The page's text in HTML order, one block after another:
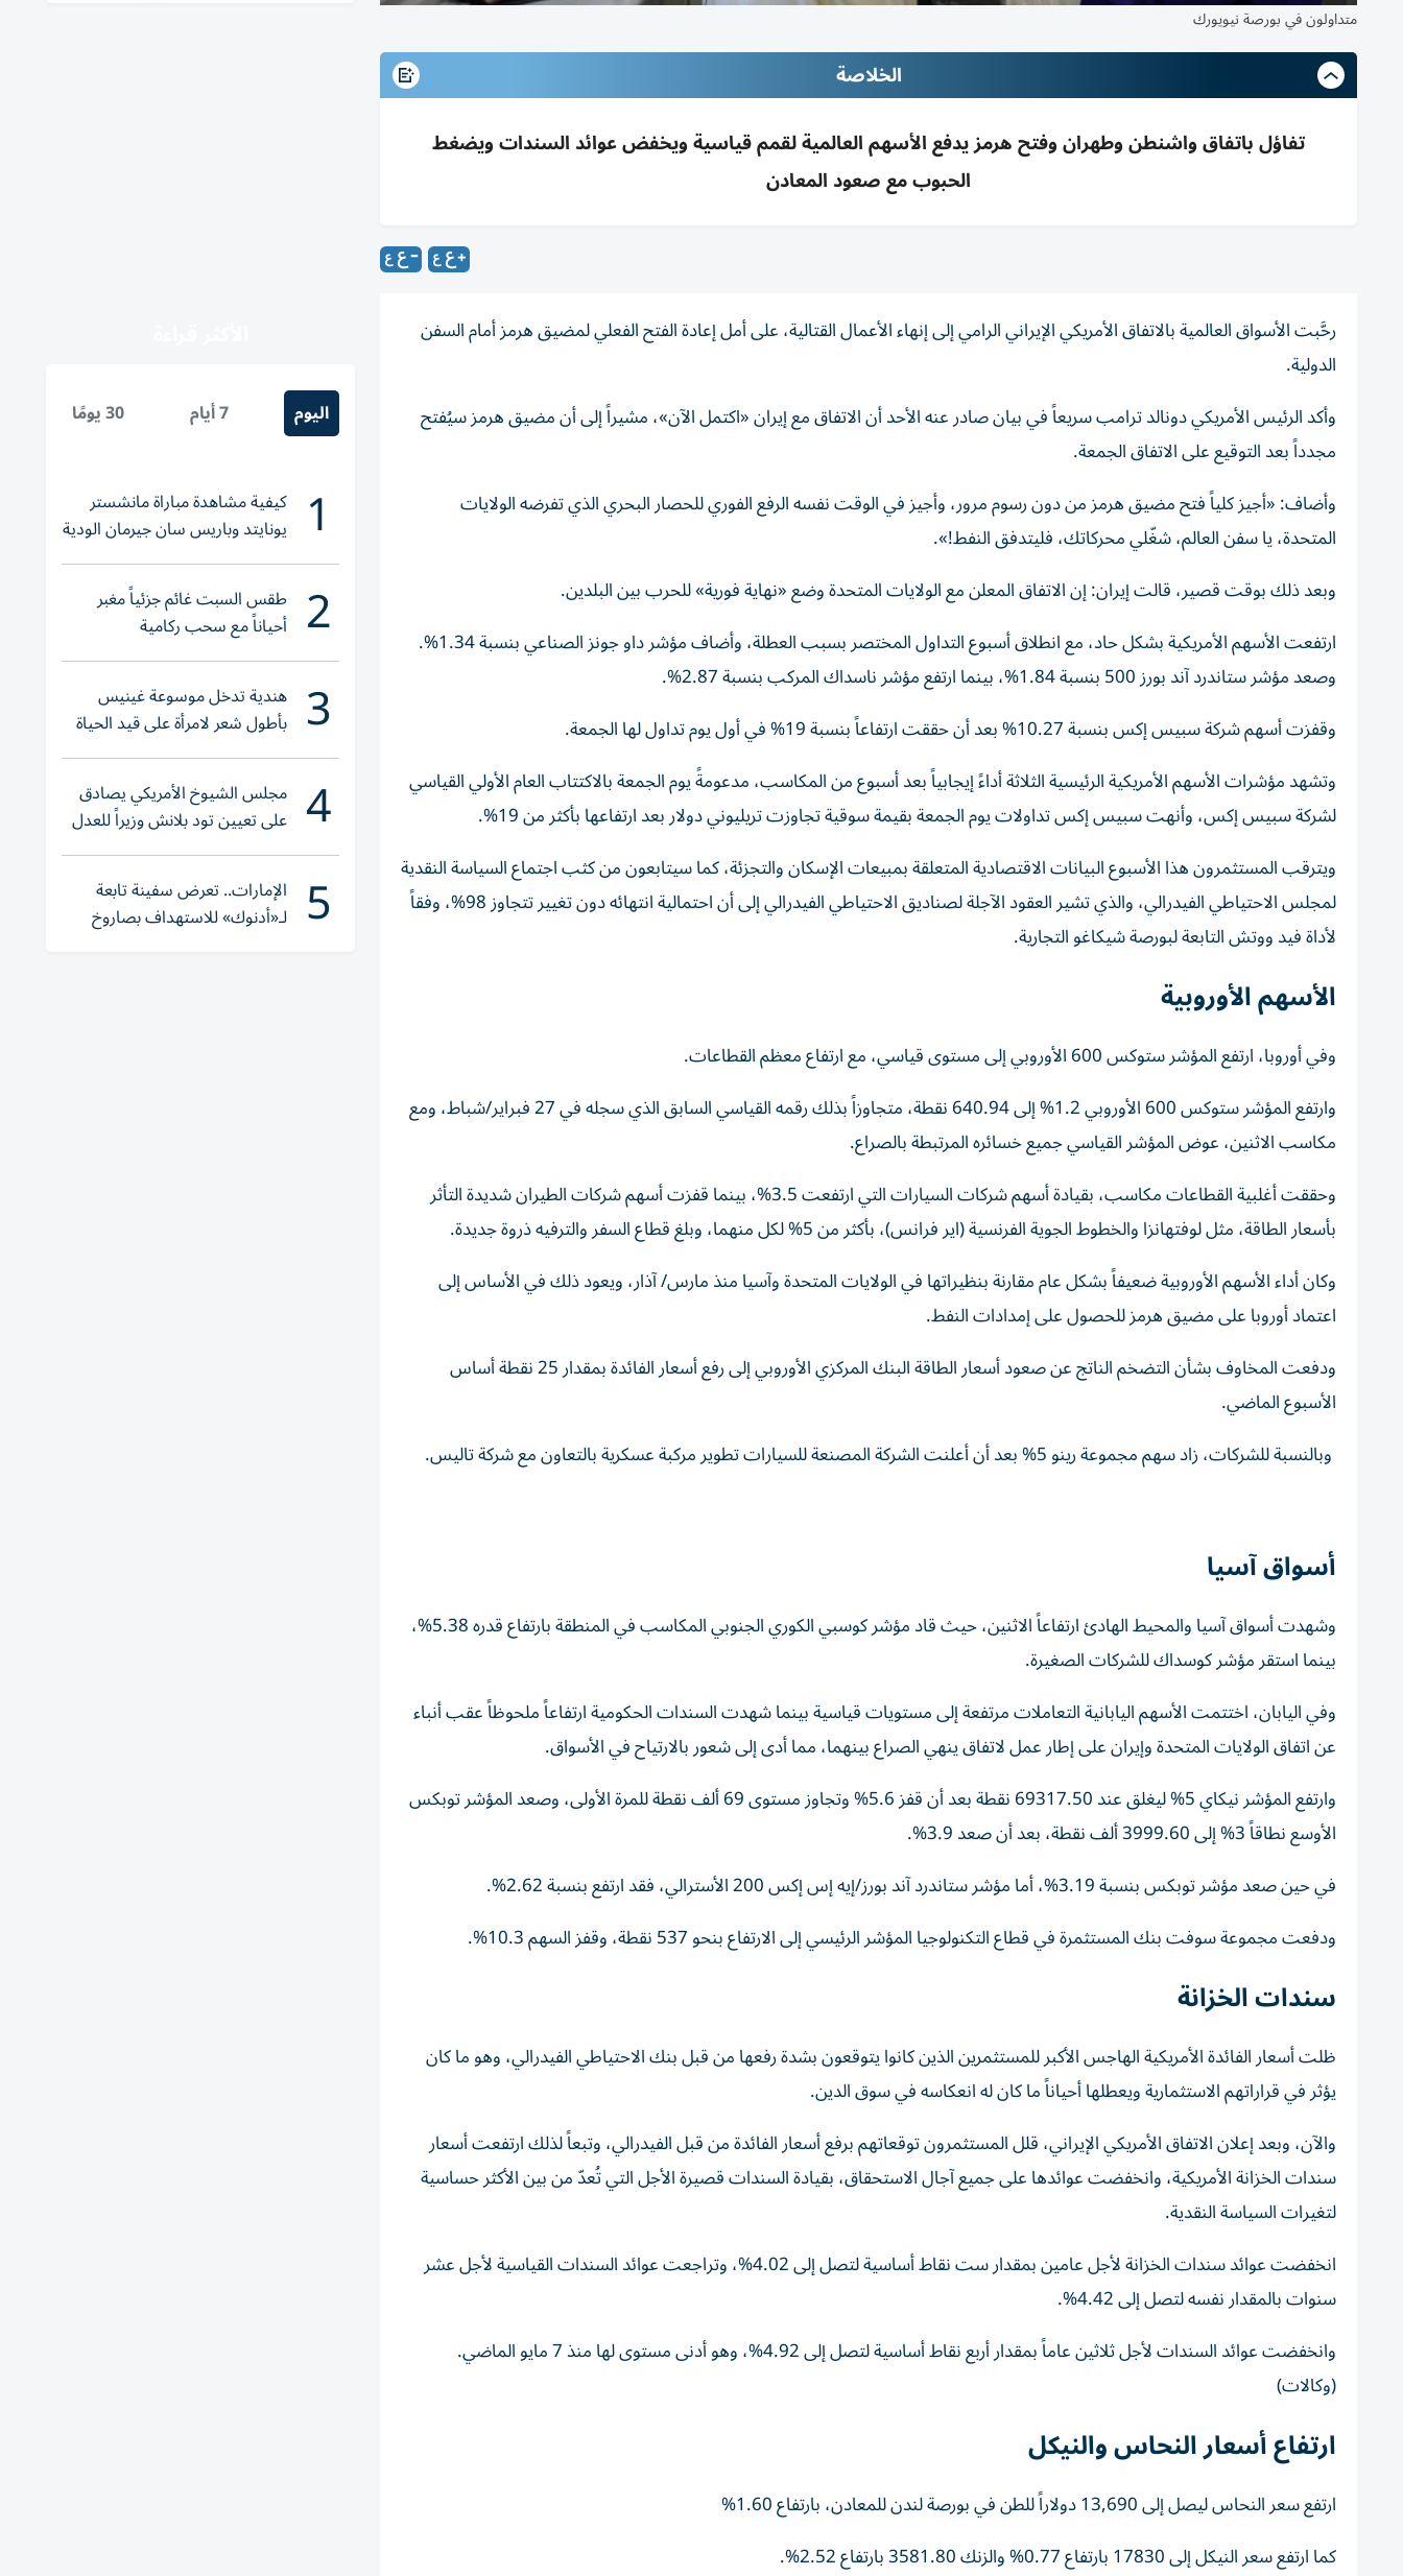
متداولون في بورصة نيويورك
الخلاصة
تفاؤل باتفاق واشنطن وطهران وفتح هرمز يدفع الأسهم العالمية لقمم قياسية ويخفض عوائد السندات ويضغط
الحبوب مع صعود المعادن
رحَّبت الأسواق العالمية بالاتفاق الأمريكي الإيراني الرامي إلى ​إنهاء الأعمال ‌القتالية، على أمل إعادة ‌الفتح ‌الفعلي لمضيق ‌هرمز أمام السفن
الدولية.
وأكد الرئيس الأمريكي دونالد ترامب سريعاً في بيان صادر عنه الأحد أن الاتفاق مع إيران «اكتمل الآن»، مشيراً إلى أن مضيق هرمز سيُفتح
مجدداً بعد التوقيع على الاتفاق الجمعة.
وأضاف: «أجيز كلياً فتح مضيق هرمز من دون رسوم مرور، وأجيز في الوقت نفسه الرفع الفوري للحصار البحري الذي تفرضه الولايات
المتحدة، يا سفن العالم، شغّلي محركاتك، فليتدفق النفط!».
وبعد ذلك بوقت قصير، قالت إيران: إن الاتفاق المعلن مع الولايات المتحدة وضع «نهاية فورية» للحرب بين البلدين.
ارتفعت الأسهم الأمريكية بشكل حاد، مع انطلاق أسبوع التداول المختصر بسبب العطلة، وأضاف مؤشر داو جونز الصناعي بنسبة 1.34%.
وصعد مؤشر ستاندرد آند بورز 500 بنسبة 1.84%، بينما ارتفع مؤشر ناسداك المركب بنسبة 2.87%.
وقفزت أسهم شركة سبيس إكس بنسبة 10.27% بعد أن حققت ارتفاعاً بنسبة 19% في أول يوم تداول لها الجمعة.
وتشهد مؤشرات الأسهم الأمريكية الرئيسية الثلاثة أداءً إيجابياً بعد أسبوع من المكاسب، مدعومةً يوم الجمعة بالاكتتاب العام الأولي القياسي
لشركة سبيس إكس، وأنهت سبيس إكس تداولات يوم الجمعة بقيمة سوقية تجاوزت تريليوني دولار بعد ارتفاعها بأكثر من 19%.
ويترقب المستثمرون هذا الأسبوع البيانات الاقتصادية المتعلقة بمبيعات الإسكان والتجزئة، كما سيتابعون من كثب اجتماع السياسة النقدية
لمجلس الاحتياطي الفيدرالي، والذي تشير العقود الآجلة لصناديق الاحتياطي الفيدرالي إلى أن احتمالية انتهائه دون تغيير تتجاوز 98%، وفقاً
لأداة فيد ووتش التابعة لبورصة شيكاغو التجارية.
الأسهم الأوروبية
وفي أوروبا، ارتفع المؤشر ستوكس 600 الأوروبي إلى مستوى قياسي، مع ارتفاع معظم القطاعات.
وارتفع المؤشر ستوكس 600 ‌الأوروبي 1.2% إلى 640.94 نقطة، متجاوزاً بذلك رقمه القياسي السابق الذي سجله في 27 فبراير/شباط، ومع
مكاسب الاثنين، عوض المؤشر القياسي جميع خسائره المرتبطة بالصراع.
وحققت أغلبية القطاعات مكاسب، بقيادة أسهم شركات السيارات التي ارتفعت 3.5%، بينما قفزت أسهم شركات الطيران شديدة التأثر
بأسعار الطاقة، مثل ​لوفتهانزا والخطوط الجوية الفرنسية (اير فرانس)، بأكثر من 5% ‌لكل منهما، وبلغ قطاع السفر والترفيه ذروة جديدة.
وكان أداء الأسهم الأوروبية ضعيفاً بشكل عام مقارنة بنظيراتها في الولايات المتحدة وآسيا منذ مارس/ آذار، ويعود ذلك في الأساس إلى
اعتماد أوروبا على مضيق هرمز للحصول على إمدادات النفط.
ودفعت المخاوف بشأن التضخم الناتج عن صعود أسعار ​الطاقة البنك المركزي ‌الأوروبي إلى رفع أسعار الفائدة بمقدار 25 نقطة أساس
الأسبوع ‌الماضي.
وبالنسبة للشركات، ‌زاد سهم ‌مجموعة رينو 5% بعد أن أعلنت الشركة المصنعة للسيارات تطوير مركبة عسكرية ‌بالتعاون مع شركة تاليس.
أسواق آسيا
وشهدت أسواق آسيا والمحيط الهادئ ارتفاعاً الاثنين، حيث قاد مؤشر كوسبي الكوري الجنوبي المكاسب في المنطقة بارتفاع قدره 5.38%،
بينما استقر مؤشر كوسداك للشركات الصغيرة.
وفي اليابان، اختتمت الأسهم اليابانية التعاملات مرتفعة إلى مستويات قياسية بينما شهدت السندات الحكومية ارتفاعاً ملحوظاً عقب أنباء
عن اتفاق الولايات المتحدة وإيران على إطار عمل ‌لاتفاق ينهي الصراع بينهما، مما أدى إلى شعور بالارتياح في الأسواق.
وارتفع المؤشر نيكاي 5% ليغلق عند 69317.50 نقطة بعد أن قفز 5.6% وتجاوز مستوى 69 ألف ‌نقطة للمرة الأولى، وصعد المؤشر توبكس
الأوسع نطاقاً 3% إلى 3999.60 ألف نقطة، بعد أن صعد 3.9%.
في حين صعد مؤشر توبكس بنسبة 3.19%، أما مؤشر ستاندرد آند بورز/إيه ​​إس إكس 200 الأسترالي، فقد ارتفع بنسبة 2.62%.
ودفعت مجموعة سوفت بنك المستثمرة في قطاع التكنولوجيا المؤشر الرئيسي إلى الارتفاع بنحو 537 نقطة، ‌وقفز السهم 10.3%.
سندات الخزانة
ظلت أسعار الفائدة الأمريكية الهاجس الأكبر للمستثمرين الذين كانوا يتوقعون بشدة رفعها من قبل بنك الاحتياطي الفيدرالي، وهو ما كان
يؤثر في قراراتهم الاستثمارية ويعطلها أحياناً ما كان له انعكاسه في سوق الدين.
والآن، وبعد إعلان الاتفاق الأمريكي الإيراني، قلل المستثمرون توقعاتهم برفع أسعار الفائدة من قبل الفيدرالي، وتبعاً لذلك ارتفعت أسعار
سندات الخزانة الأمريكية، وانخفضت عوائدها على جميع آجال الاستحقاق، بقيادة السندات قصيرة الأجل التي تُعدّ من بين الأكثر حساسية
لتغيرات السياسة النقدية.
انخفضت عوائد سندات الخزانة لأجل عامين بمقدار ست نقاط أساسية لتصل إلى 4.02%، وتراجعت عوائد السندات القياسية لأجل عشر
سنوات بالمقدار نفسه لتصل إلى 4.42%.
وانخفضت عوائد السندات لأجل ثلاثين عاماً بمقدار أربع نقاط أساسية لتصل إلى 4.92%، وهو أدنى مستوى لها منذ 7 مايو الماضي.
(وكالات)
ارتفاع أسعار النحاس والنيكل
ارتفع سعر النحاس ليصل إلى 13,690 دولاراً للطن في بورصة لندن للمعادن، بارتفاع 1.60%
كما ارتفع سعر النيكل إلى 17830 بارتفاع 0.77% والزنك 3581.80 بارتفاع 2.52%.
اليوم 7 أيام 30 يومًا
1 كيفية مشاهدة مباراة مانشستر
يونايتد وباريس سان جيرمان الودية
والقنوات الناقلة
2 طقس السبت غائم جزئياً مغبر
أحياناً مع سحب ركامية
3 هندية تدخل موسوعة غينيس
بأطول شعر لامرأة على قيد الحياة
4 مجلس الشيوخ الأمريكي يصادق
على تعيين تود بلانش وزيراً للعدل
5 الإمارات.. تعرض سفينة تابعة
لـ«أدنوك» للاستهداف بصاروخ